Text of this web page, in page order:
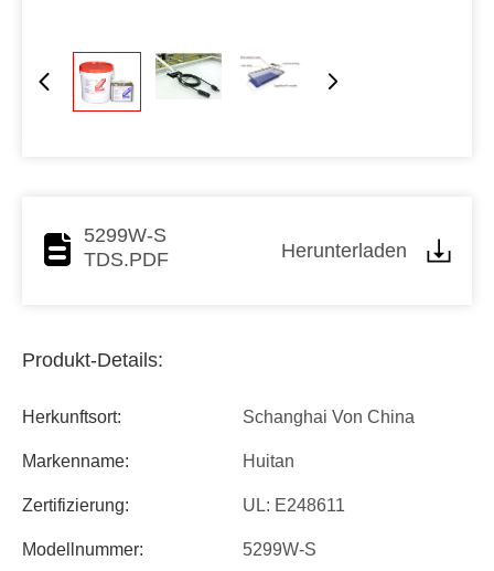
5299W-S
TDS.PDF
Herunterladen
Produkt-Details:
Herkunftsort: Schanghai Von China
Markenname: Huitan
Zertifizierung: UL: E248611
Modellnummer: 5299W-S